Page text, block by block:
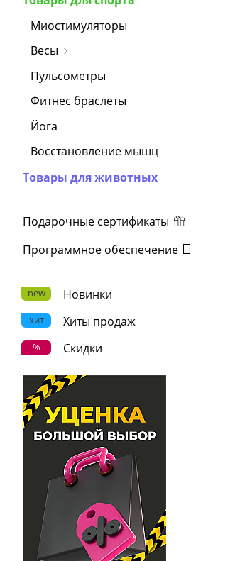
Миостимуляторы
Весы
Пульсометры
Фитнес браслеты
Йога
Восстановление мышц
Товары для животных
Подарочные сертификаты
Программное обеспечение
new Новинки
хит Хиты продаж
% Скидки